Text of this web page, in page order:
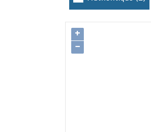
+
−